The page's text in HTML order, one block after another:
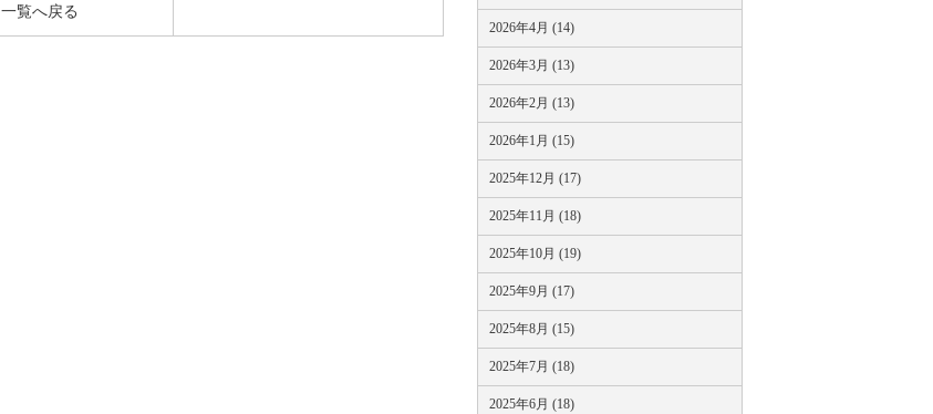
一覧へ戻る
2026年4月 (14)
2026年3月 (13)
2026年2月 (13)
2026年1月 (15)
2025年12月 (17)
2025年11月 (18)
2025年10月 (19)
2025年9月 (17)
2025年8月 (15)
2025年7月 (18)
2025年6月 (18)